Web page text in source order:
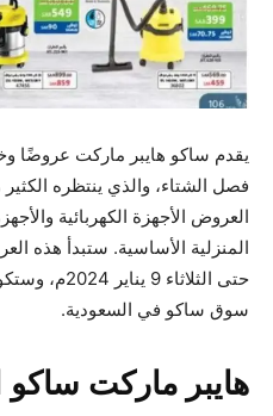
يقدم ساكو هايبر ماركت عروضًا
فصل الشتاء، والذي ينتظره
العروض الأجهزة الكهربائية
حتى الثلاثاء
سوق ساكو في السعودية.
هايبر ماركت ساكو